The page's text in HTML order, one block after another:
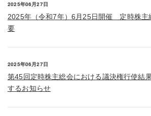
2025年06月27日
2025年（令和7年）6月25日開催 定時株主
要
2025年06月27日
第45回定時株主総会における議決権行使結
するお知らせ